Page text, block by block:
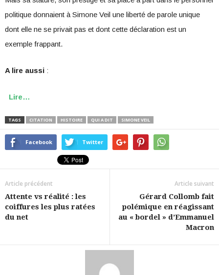
politique donnaient à Simone Veil une liberté de parole unique
dont elle ne se privait pas et dont cette déclaration est un
exemple frappant.
A lire aussi :
Lire…
TAGS CITATION HISTOIRE QUI A DIT SIMONE VEIL
Facebook Twitter
Article précédent
Attente vs réalité : les
coiffures les plus ratées
du net
Article suivant
Gérard Collomb fait
polémique en réagissant
au « bordel » d’Emmanuel
Macron